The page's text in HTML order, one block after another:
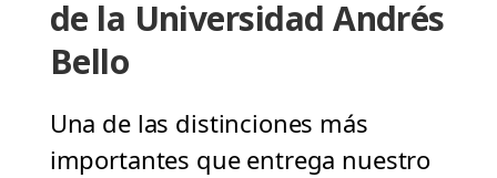
de la Universidad Andrés
Bello
Una de las distinciones más
importantes que entrega nuestro